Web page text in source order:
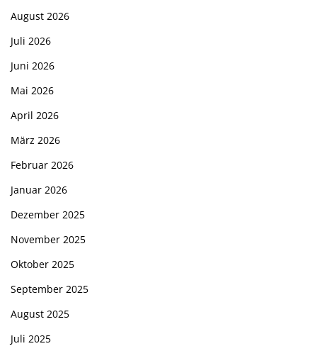
August 2026
Juli 2026
Juni 2026
Mai 2026
April 2026
März 2026
Februar 2026
Januar 2026
Dezember 2025
November 2025
Oktober 2025
September 2025
August 2025
Juli 2025